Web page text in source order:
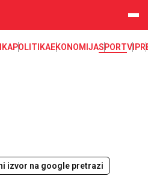
POLITIKAEKONOMIJASPORTVIP
izvor na google pretrazi